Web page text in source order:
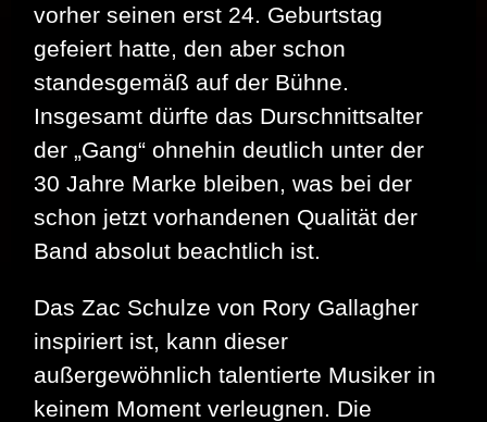
vorher seinen erst 24. Geburtstag
gefeiert hatte, den aber schon
standesgemäß auf der Bühne.
Insgesamt dürfte das Durschnittsalter
der „Gang“ ohnehin deutlich unter der
30 Jahre Marke bleiben, was bei der
schon jetzt vorhandenen Qualität der
Band absolut beachtlich ist.
Das Zac Schulze von Rory Gallagher
inspiriert ist, kann dieser
außergewöhnlich talentierte Musiker in
keinem Moment verleugnen. Die